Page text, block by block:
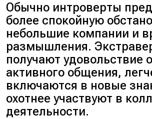
Обычно интроверты
более спокойную
небольшие компании и
размышления.
получают удовольствие
активного общения,
включаются в новые
охотнее участвуют в
деятельности.